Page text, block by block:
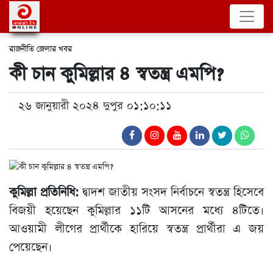
রাজনীতি জেলার খবর
কী চান কুমিল্লার ৪ স্বতন্ত্র এমপি?
২৬ জানুয়ারী ২০২৪ দুপুর ০১:১০:১১
কুমিল্লা প্রতিনিধি: দ্বাদশ জাতীয় সংসদ নির্বাচনে স্বতন্ত্র হিসেবে
বিজয়ী হয়েছেন কুমিল্লার ১১টি আসনের মধ্যে ৪টিতে।
আওয়ামী লীগের প্রার্থীকে হারিয়ে স্বতন্ত্র প্রার্থীরা এ জয়
পেয়েছেন।